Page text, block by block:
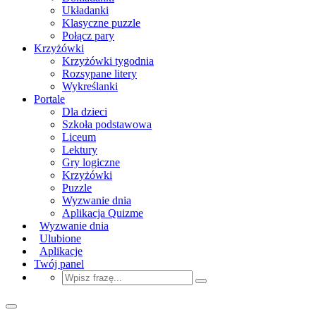
Układanki
Klasyczne puzzle
Połącz pary
Krzyżówki
Krzyżówki tygodnia
Rozsypane litery
Wykreślanki
Portale
Dla dzieci
Szkoła podstawowa
Liceum
Lektury
Gry logiczne
Krzyżówki
Puzzle
Wyzwanie dnia
Aplikacja Quizme
Wyzwanie dnia
Ulubione
Aplikacje
Twój panel